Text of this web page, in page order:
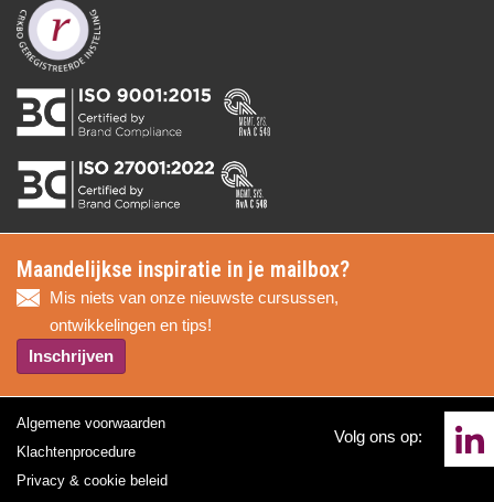
Maandelijkse inspiratie in je mailbox?
Mis niets van onze nieuwste cursussen,
ontwikkelingen en tips!
Inschrijven
Algemene voorwaarden
Klachtenprocedure
Privacy & cookie beleid
Volg ons op: